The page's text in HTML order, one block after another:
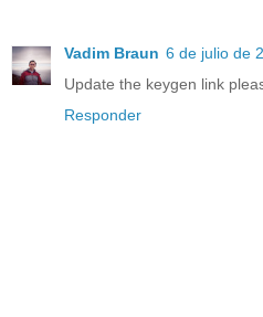
Vadim Braun 6 de julio de
Update the keygen link
Responder